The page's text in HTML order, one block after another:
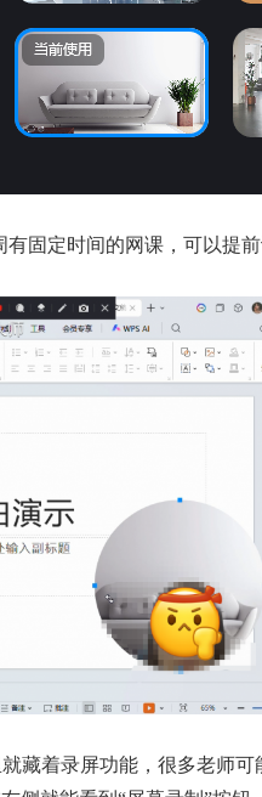
固定时间的网课，可以提前
藏着录屏功能，很多老师可